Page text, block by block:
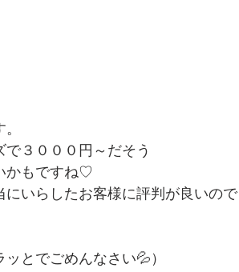
３０００円～だそう
かもですね♡
いらしたお客様に評判が良いの
とでごめんなさい💦）